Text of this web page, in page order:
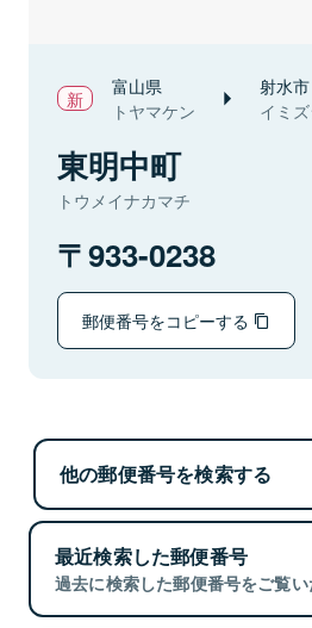
富山県
トヤマケン
射水市
イミ
東明中町
トウメイナカマチ
933-0238
郵便番号をコピーする
他の郵便番号を検索する
最近検索した郵便番号
過去に検索した郵便番号をご覧い